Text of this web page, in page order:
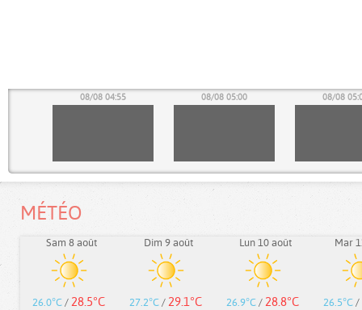
08/08 04:55 08/08 05:00 08/08
MÉTÉO
Sam 8 août
26.0°C / 28.5°C
Dim 9 août
27.2°C / 29.1°C
Lun 10 août
26.9°C / 28.8°C
Mar
26.5°C /